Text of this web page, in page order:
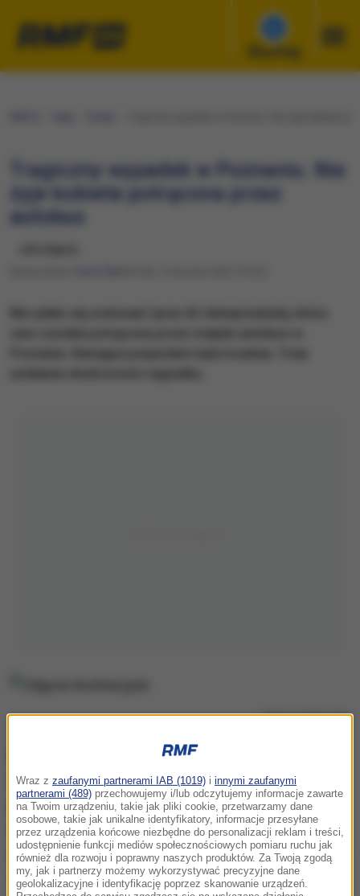
Słuchaj
Tragiczny wypadek w Poznaniu. Nie
żyje kobieta potrącona przez
autobus
Zdjęcie ilustracyjne
Do tragedii doszło rano na ul. Zgoda na poznańskim
Górczynie. Jak przekazała mł. asp. Marta Mróz z
poznańskiej policji, "po godz. 7. wpłynęło
zawiadomienie o wypadku drogowym. Piesza
została potrącona przez kierującą autobusem linii nr
193".
Wraz z zaufanymi partnerami IAB (1019) i innymi zaufanymi
partnerami (489) przechowujemy i/lub odczytujemy informacje zawarte
na Twoim urządzeniu, takie jak pliki cookie, przetwarzamy dane
osobowe, takie jak unikalne identyfikatory, informacje przesyłane
przez urządzenia końcowe niezbędne do personalizacji reklam i treści,
udostępnienie funkcji mediów społecznościowych pomiaru ruchu jak
również dla rozwoju i poprawny naszych produktów. Za Twoją zgodą
my, jak i partnerzy możemy wykorzystywać precyzyjne dane
geolokalizacyjne i identyfikację poprzez skanowanie urządzeń.